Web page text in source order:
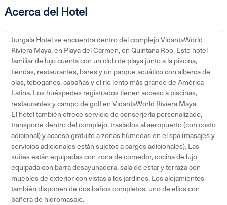
Acerca del Hotel
Jungala Hotel se encuentra dentro del complejo VidantaWorld
Riviera Maya, en Playa del Carmen, en Quintana Roo. Este hotel
familiar de lujo cuenta con un club de playa junto a la piscina,
tiendas, restaurantes, bares y un parque acuático con alberca de
olas, toboganes, cabañas y el río lento más grande de América
Latina. Los huéspedes registrados tienen acceso a piscinas,
restaurantes y campo de golf en VidantaWorld Riviera Maya.
El hotel también ofrece servicio de conserjería personalizado,
transporte dentro del complejo, traslados al aeropuerto (con costo
adicional) y acceso gratuito a zonas húmedas en el spa (masajes y
servicios adicionales están sujetos a cargos adicionales). Las
suites están equipadas con zona de comedor, cocina de lujo
equipada con barra desayunadora, sala de estar y terraza con
muebles de exterior con vistas a los jardines. Los alojamientos
también disponen de dos baños completos, uno de ellos con
bañera de hidromasaje.